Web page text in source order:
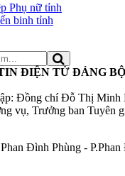
Phụ nữ tỉnh
binh tỉnh
ĐIỆN TỬ ĐẢNG
Đồng chí Đỗ Thị Minh
vụ, Trưởng ban Tuyên
Đình Phùng -